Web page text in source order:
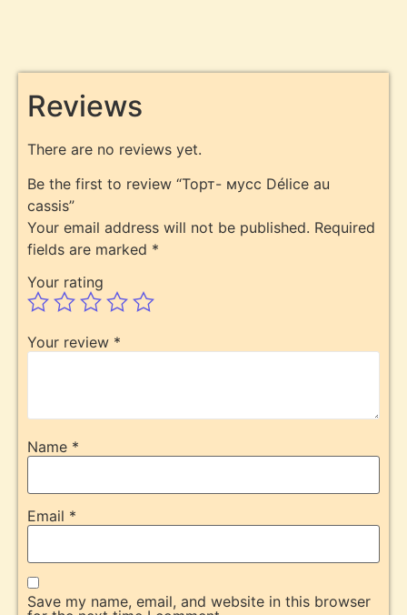
Reviews
There are no reviews yet.
Be the first to review “Торт- мусс Délice au
cassis”
Your email address will not be published. Required
fields are marked *
Your rating
Your review *
Name *
Email *
Save my name, email, and website in this browser